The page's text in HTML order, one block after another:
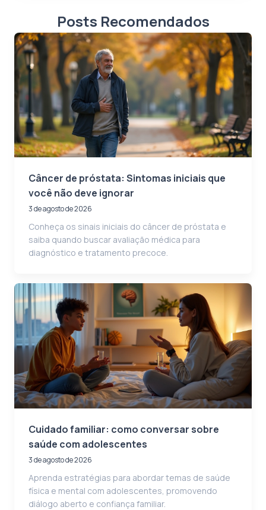
Posts Recomendados
Câncer de próstata: Sintomas iniciais que
você não deve ignorar
3 de agosto de 2026
Conheça os sinais iniciais do câncer de próstata e
saiba quando buscar avaliação médica para
diagnóstico e tratamento precoce.
Cuidado familiar: como conversar sobre
saúde com adolescentes
3 de agosto de 2026
Aprenda estratégias para abordar temas de saúde
física e mental com adolescentes, promovendo
diálogo aberto e confiança familiar.